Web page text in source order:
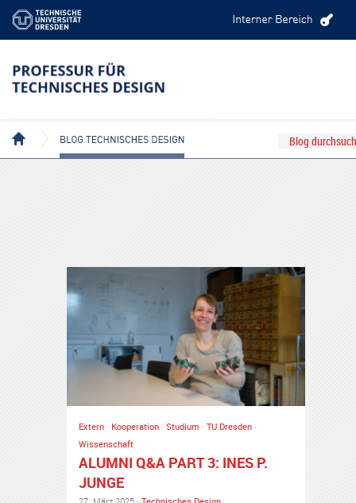
BEITRÄGE MIT DEM TAG: INNOVATION
Extern · Kooperation · Studium · TU Dresden ·
Wissenschaft
ALUMNI Q&A PART 3: INES P.
JUNGE